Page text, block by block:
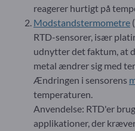
reagerer hurtigt på
Modstandstermometre
RTD-sensorer, især
udnytter det faktum, at
metal ændrer sig med
Ændringen i sensorens
temperaturen.
Anvendelse: RTD'er
applikationer, der